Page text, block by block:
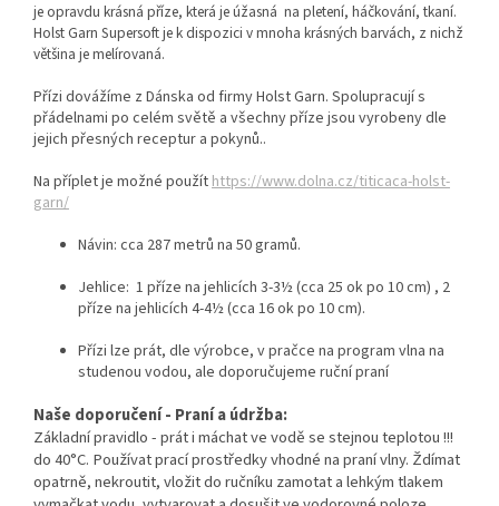
je opravdu krásná příze, která je úžasná na pletení, háčkování, tkaní.
Holst Garn Supersoft je k dispozici v mnoha krásných barvách, z nichž
většina je melírovaná.
Přízi dovážíme z Dánska od firmy Holst Garn. Spolupracují s
přádelnami po celém světě a všechny příze jsou vyrobeny dle
jejich přesných receptur a pokynů..
Na příplet je možné použíthttps://www.dolna.cz/titicaca-holst-
garn/
Návin: cca 287 metrů na 50 gramů.
Jehlice: 1 příze na jehlicích 3-3½ (cca 25 ok po 10 cm) , 2
příze na jehlicích 4-4½ (cca 16 ok po 10 cm).
Přízi lze prát, dle výrobce, v pračce na program vlna na
studenou vodou, ale doporučujeme ruční praní
Naše doporučení - Praní a údržba:
Základní pravidlo - prát i máchat ve vodě se stejnou teplotou !!!
do 40°C. Používat prací prostředky vhodné na praní vlny. Ždímat
opatrně, nekroutit, vložit do ručníku zamotat a lehkým tlakem